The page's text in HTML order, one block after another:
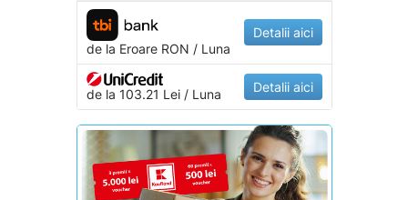
de la EroareRON / Luna
Detalii aici
de la 103.21 Lei / Luna Detalii aici